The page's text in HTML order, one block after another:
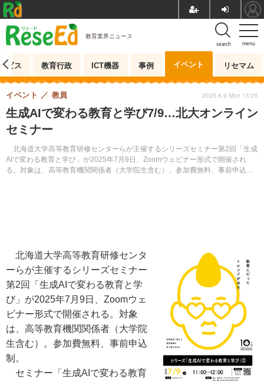
menu
search
教育業界ニュース
ビス 教育行政 ICT機器 事例 イベント リセマム
生成AIで変わる教育と学び7/9…北大オンライン
セミナー
北海道大学高等教育研修センターらが主催するシリーズセミナー第2回「生成
AIで変わる教育と学び」が2025年7月9日、Zoomウェビナー形式で開催され
る。対象は、高等教育機関関係者（大学院生含む）。参加費無料、事前申込
イベント 教員 2025.6.9 Mon 15:25
北海道大学高等教育研修センタ
ーらが主催するシリーズセミナー
第2回「生成AIで変わる教育と学
び」が2025年7月9日、Zoomウェ
ビナー形式で開催される。対象
は、高等教育機関関係者（大学院
生含む）。参加費無料、事前申込
制。
セミナー「生成AIで変わる教育